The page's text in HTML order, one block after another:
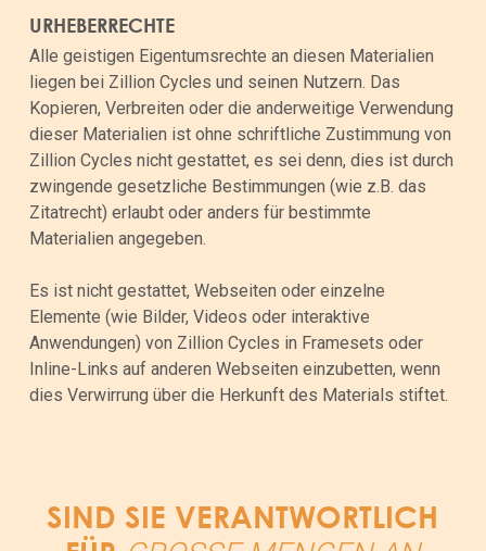
URHEBERRECHTE
Alle geistigen Eigentumsrechte an diesen Materialien
liegen bei Zillion Cycles und seinen Nutzern. Das
Kopieren, Verbreiten oder die anderweitige Verwendung
dieser Materialien ist ohne schriftliche Zustimmung von
Zillion Cycles nicht gestattet, es sei denn, dies ist durch
zwingende gesetzliche Bestimmungen (wie z.B. das
Zitatrecht) erlaubt oder anders für bestimmte
Materialien angegeben.
Es ist nicht gestattet, Webseiten oder einzelne
Elemente (wie Bilder, Videos oder interaktive
Anwendungen) von Zillion Cycles in Framesets oder
Inline-Links auf anderen Webseiten einzubetten, wenn
dies Verwirrung über die Herkunft des Materials stiftet.
SIND SIE VERANTWORTLICH